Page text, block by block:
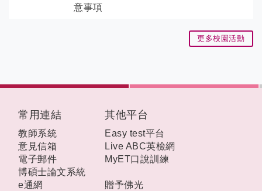
意事項
更多校園活動
常用連結
教師系統
意見信箱
電子郵件
博碩士論文系統
e通網
其他平台
Easy test平台
Live ABC英檢網
MyET口說訓練
贈予佛光